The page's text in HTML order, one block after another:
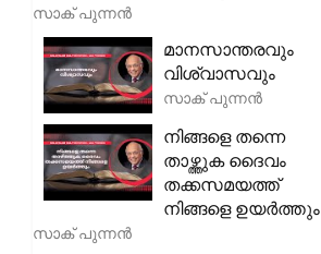
സാക് പുന്നൻ
മാനസാന്തരവും
വിശ്വാസവും
സാക് പുന്നൻ
നിങ്ങളെ തന്നെ
താഴ്ത്തുക ദൈവം
തക്കസമയത്ത്
നിങ്ങളെ ഉയർത്തും
സാക് പുന്നൻ